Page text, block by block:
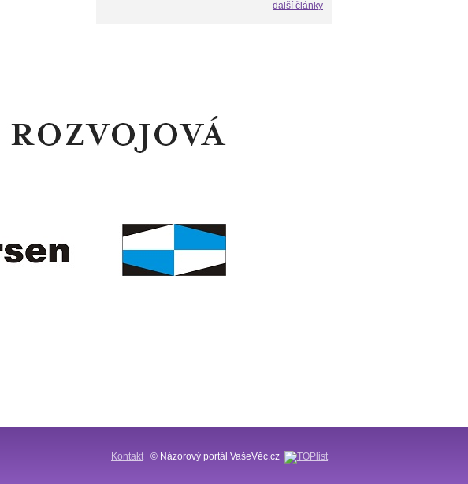
další články
Kontakt © Názorový portál VašeVěc.cz